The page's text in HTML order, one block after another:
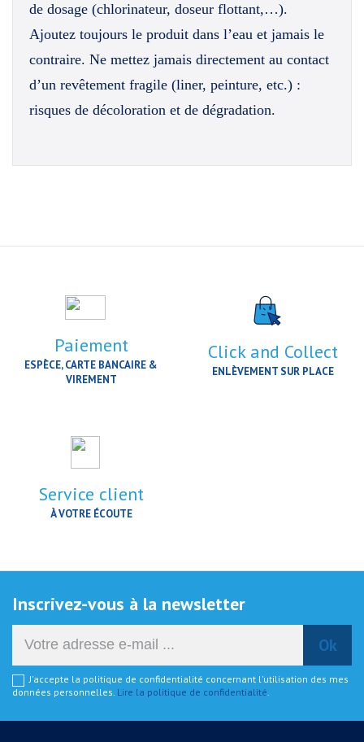
de dosage (chlorinateur, doseur flottant,…).
Ajoutez toujours le produit dans l’eau et jamais le
contraire. Ne mettez jamais directement au contact
d’un revêtement fragile (liner, peinture, etc.) :
risques de décoloration et de dégradation.
Paiement
ESPÈCE, CARTE BANCAIRE &
VIREMENT
Click and Collect
ENLÈVEMENT SUR PLACE
Service client
À VOTRE ÉCOUTE
Inscrivez-vous à la newsletter
J'accepte la politique de confidentialité concernant l'utilisation des mes
données personnelles. Lire la politique de confidentialité